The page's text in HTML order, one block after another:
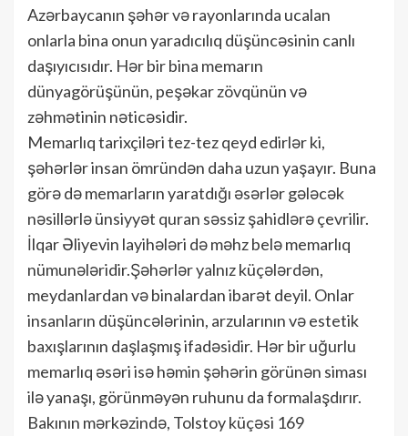
Azərbaycanın şəhər və rayonlarında ucalan
onlarla bina onun yaradıcılıq düşüncəsinin canlı
daşıyıcısıdır. Hər bir bina memarın
dünyagörüşünün, peşəkar zövqünün və
zəhmətinin nəticəsidir.
Memarlıq tarixçiləri tez-tez qeyd edirlər ki,
şəhərlər insan ömründən daha uzun yaşayır. Buna
görə də memarların yaratdığı əsərlər gələcək
nəsillərlə ünsiyyət quran səssiz şahidlərə çevrilir.
İlqar Əliyevin layihələri də məhz belə memarlıq
nümunələridir.Şəhərlər yalnız küçələrdən,
meydanlardan və binalardan ibarət deyil. Onlar
insanların düşüncələrinin, arzularının və estetik
baxışlarının daşlaşmış ifadəsidir. Hər bir uğurlu
memarlıq əsəri isə həmin şəhərin görünən siması
ilə yanaşı, görünməyən ruhunu da formalaşdırır.
Bakının mərkəzində, Tolstoy küçəsi 169